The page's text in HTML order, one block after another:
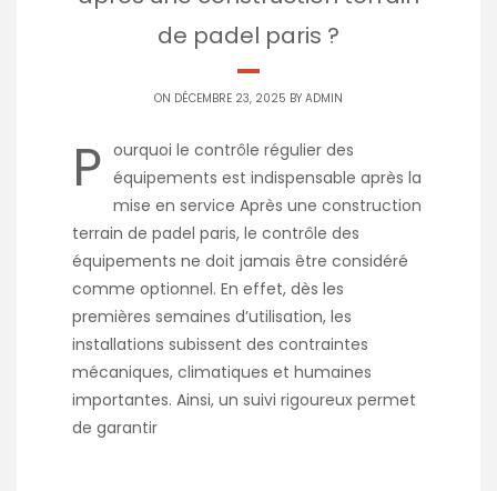
de padel paris ?
ON DÉCEMBRE 23, 2025 BY ADMIN
P ourquoi le contrôle régulier des
équipements est indispensable après la
mise en service Après une construction
terrain de padel paris, le contrôle des
équipements ne doit jamais être considéré
comme optionnel. En effet, dès les
premières semaines d’utilisation, les
installations subissent des contraintes
mécaniques, climatiques et humaines
importantes. Ainsi, un suivi rigoureux permet
de garantir